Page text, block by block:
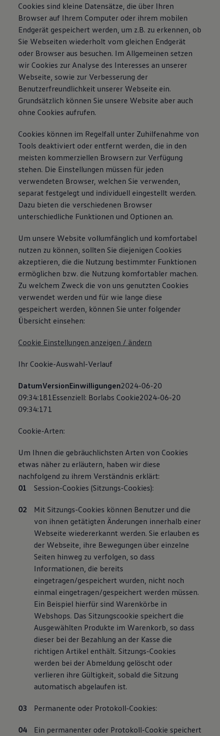
Cookies sind kleine Datensätze, die über Ihren
Browser auf Ihrem Computer oder ihrem mobilen
Endgerät gespeichert werden, um z.B. zu erkennen, ob
Sie Webseiten wiederholt vom gleichen Endgerät
oder Browser aus besuchen. Im Allgemeinen setzen
wir Cookies zur Analyse des Interesses an unserer
Webseite, sowie zur Verbesserung der
Benutzerfreundlichkeit unserer Webseite ein.
Grundsätzlich können Sie unsere Website aber auch
ohne Cookies aufrufen.
Cookies können im Regelfall unter Zuhilfenahme von
Tools deaktiviert oder entfernt werden, die in den
meisten kommerziellen Browsern zur Verfügung
stehen. Die Einstellungen müssen für jeden
verwendeten Browser, welchen Sie verwenden,
separat festgelegt und individuell eingestellt werden.
Dazu bieten die verschiedenen Browser
unterschiedliche Funktionen und Optionen an.
Um unsere Website vollumfänglich und komfortabel
nutzen zu können, sollten Sie diejenigen Cookies
akzeptieren, die die Nutzung bestimmter Funktionen
ermöglichen bzw. die Nutzung komfortabler machen.
Zu welchem Zweck die von uns genutzten Cookies
verwendet werden und für wie lange diese
gespeichert werden, können Sie unter folgender
Übersicht einsehen:
Cookie Einstellungen anzeigen / ändern
Ihr Cookie-Auswahl-Verlauf
DatumVersionEinwilligungen2024-06-20
09:34:181Essenziell: Borlabs Cookie2024-06-20
09:34:171
Cookie-Arten:
Um Ihnen die gebräuchlichsten Arten von Cookies
etwas näher zu erläutern, haben wir diese
nachfolgend zu ihrem Verständnis erklärt:
Session-Cookies (Sitzungs-Cookies):
Mit Sitzungs-Cookies können Benutzer und die
von ihnen getätigten Änderungen innerhalb einer
Webseite wiedererkannt werden. Sie erlauben es
der Webseite, ihre Bewegungen über einzelne
Seiten hinweg zu verfolgen, so dass
Informationen, die bereits
eingetragen/gespeichert wurden, nicht noch
einmal eingetragen/gespeichert werden müssen.
Ein Beispiel hierfür sind Warenkörbe in
Webshops. Das Sitzungscookie speichert die
Ausgewählten Produkte im Warenkorb, so dass
dieser bei der Bezahlung an der Kasse die
richtigen Artikel enthält. Sitzungs-Cookies
werden bei der Abmeldung gelöscht oder
verlieren ihre Gültigkeit, sobald die Sitzung
automatisch abgelaufen ist.
Permanente oder Protokoll-Cookies:
Ein permanenter oder Protokoll-Cookie speichert